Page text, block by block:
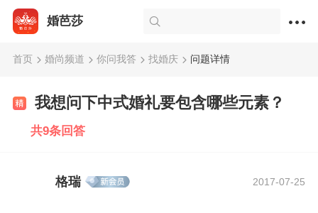
婚芭莎
首页 婚尚频道 你问我答 找婚庆 问题详情
我想问下中式婚礼要包含哪些元素？
共9条回答
格瑞 2017-07-25